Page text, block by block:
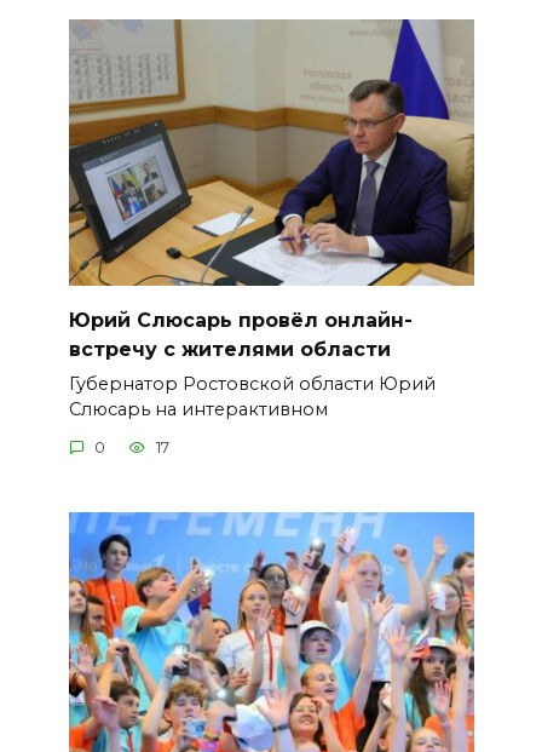
Юрий Слюсарь провёл онлайн-
встречу с жителями области
Губернатор Ростовской области Юрий
Слюсарь на интерактивном
0 17